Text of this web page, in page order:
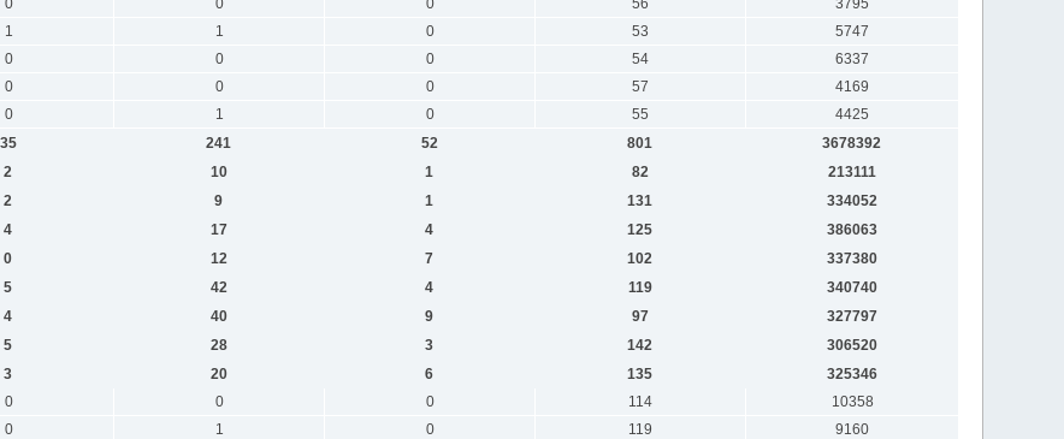
0 0 0 56
3795
1 1 0 53
5747
0 0 0 54
6337
0 0 0 57
4169
0 1 0 55
4425
35 241 52 801
3678392
2 10 1 82
213111
2 9 1 131
334052
4 17 4 125
386063
0 12 7 102
337380
5 42 4 119
340740
4 40 9 97
327797
5 28 3 142
306520
3 20 6 135
325346
0 0 0 114
10358
0 1 0 119
9160